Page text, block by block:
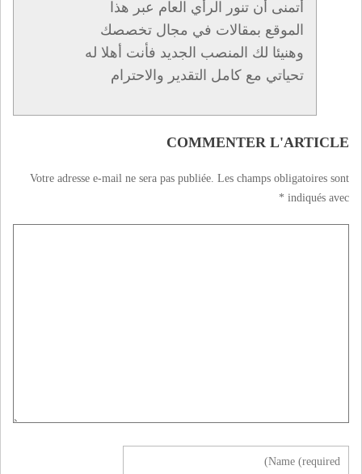
أتمنى أن تنور الرأي العام عبر هذا
الموقع بمقالات في مجال تخصصك
وهنيئا لك المنصب الجديد فأنت أهلا له
تحياتي مع كامل التقدير والاحترام
COMMENTER L'ARTICLE
Votre adresse e-mail ne sera pas publiée. Les champs obligatoires sont
indiqués avec
*